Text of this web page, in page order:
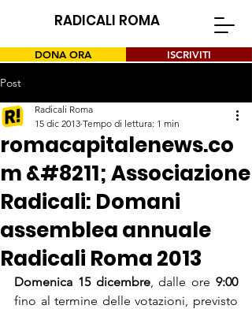
RADICALI ROMA
DONA ORA ISCRIVITI
Post
romacapitalenews.co
m &#8211; Associazione
Radicali: Domani
assemblea annuale
Radicali Roma 2013
Radicali Roma
15 dic 2013 Tempo di lettura: 1 min
Domenica 15 dicembre, dalle ore 9:00
fino al termine delle votazioni, previsto